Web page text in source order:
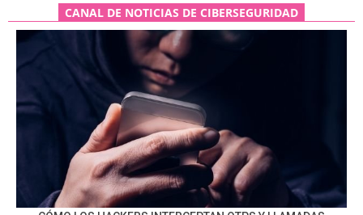
CANAL DE NOTICIAS DE CIBERSEGURIDAD